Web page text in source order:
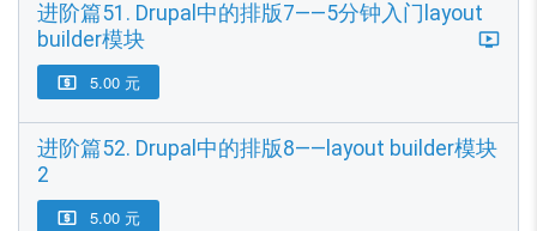
进阶篇51. Drupal中的排版7——5分钟入门layout
builder模块
 5.00 元
进阶篇52. Drupal中的排版8——layout builder模块
2
 5.00 元